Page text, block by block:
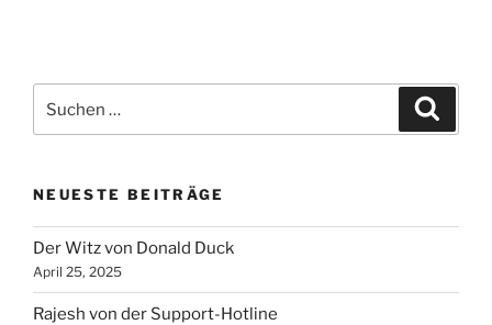
nach:
NEUESTE BEITRÄGE
Der Witz von Donald Duck
April 25, 2025
Rajesh von der Support-Hotline